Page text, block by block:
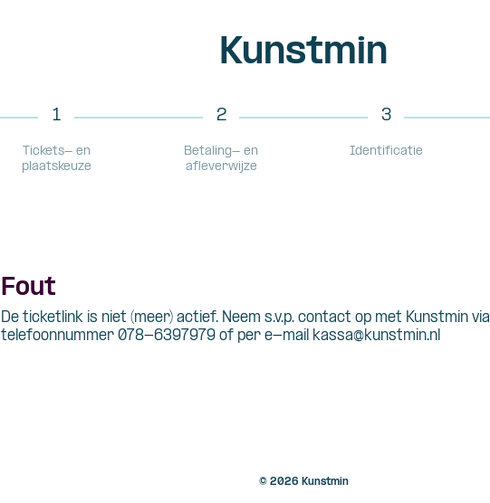
Kunstmin
1
Tickets- en
plaatskeuze
2
Betaling- en
afleverwijze
3
Identificatie
Fout
De ticketlink is niet (meer) actief. Neem s.v.p. contact op met Kunstmin via
telefoonnummer 078-6397979 of per e-mail kassa@kunstmin.nl
© 2026 Kunstmin